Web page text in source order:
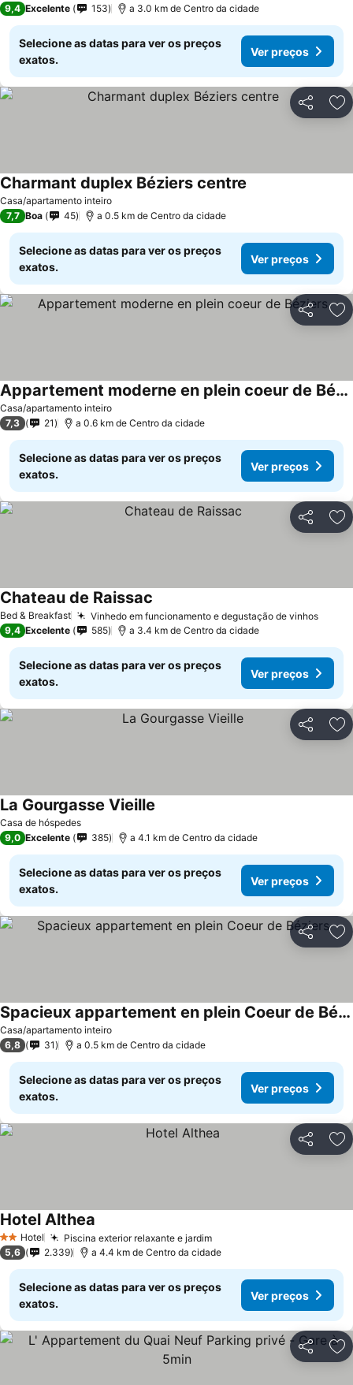
9,4 Excelente 153 a 3.0 km de Centro da cidade
Selecione as datas para ver os preços
exatos.
Ver preços
Partilhar
Casa/apartamento inteiro
Charmant duplex Béziers centre
7,7 Boa 45 a 0.5 km de Centro da cidade
Selecione as datas para ver os preços
exatos.
Ver preços
Partilhar
Casa/apartamento inteiro
Appartement moderne en plein coeur de Béziers
Ver preços
7,3 21 a 0.6 km de Centro da cidade
Selecione as datas para ver os preços
exatos.
Ver preços
Partilhar
Bed & Breakfast Vinhedo em funcionamento e degustação de vinhosVer
Chateau de Raissac
9,4 Excelente 585 a 3.4 km de Centro da cidade
Selecione as datas para ver os preços
exatos.
Ver preços
Partilhar
Casa de hóspedes
La Gourgasse Vieille
9,0 Excelente 385 a 4.1 km de Centro da cidade
Selecione as datas para ver os preços
exatos.
Ver preços
Partilhar
Casa/apartamento inteiro
Spacieux appartement en plein Coeur de Béziers
Ver preços
6,8 31 a 0.5 km de Centro da cidade
Selecione as datas para ver os preços
exatos.
Ver preços
Partilhar
2 Estrelas
Hotel Piscina exterior relaxante e jardimVer preços
Hotel Althea
5,6 2.339 a 4.4 km de Centro da cidade
Selecione as datas para ver os preços
exatos.
Ver preços
Partilhar